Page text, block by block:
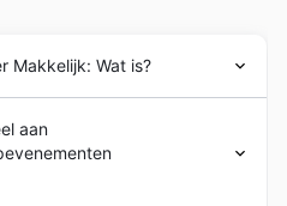
Makkelijk: Wat is?
in Nederland. In de
bedrijf zich succesvol
regio, door zowel filialen te
aan